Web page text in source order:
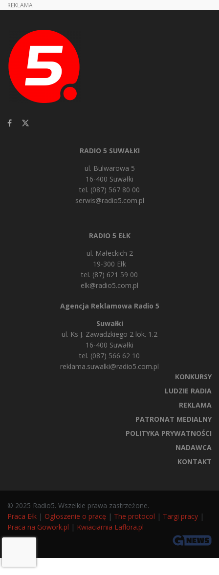
REKLAMA
RADIO 5 SUWAŁKI
ul. Bulwarowa 5
16-400 Suwałki
tel. (087) 567 80 00
serwis@radio5.com.pl
RADIO 5 EŁK
ul. Małeckich 2
19-300 Ełk
tel. (87) 621 59 00
elk@radio5.com.pl
Agencja Reklamowa Radio 5
Suwałki
ul. Ks J. Zawadzkiego 2 lok. 1.2
16-400 Suwałki
tel. (087) 566 62 10
reklama.suwalki@radio5.com.pl
KONKURSY
LUDZIE RADIA
REKLAMA
PATRONAT MEDIALNY
POLITYKA PRYWATNOŚCI
NADAWCA
KONTAKT
© 2025 Radio5. Wszelkie prawa zastrzeżone.
Praca Ełk | Ogłoszenie o pracę | The protocol | Targi pracy |
Praca na Gowork.pl | Kwiaciarnia Laflora.pl